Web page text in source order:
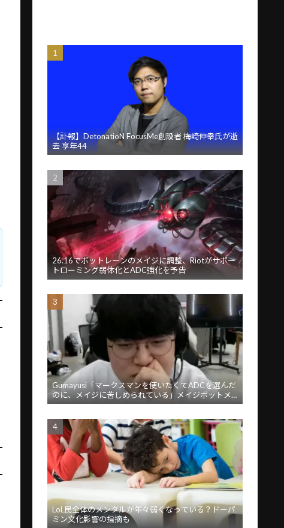
【訃報】DetonatioN FocusMe創設者 梅崎伸幸氏が逝
去 享年44
26.16でボットレーンのメイジに調整、Riotがサポー
トローミング弱体化とADC強化を予告
Gumayusi「マークスマンを使いたくてADCを選んだ
のに、メイジに苦しめられている」メイジボットメ
タに苦言
LoL民全体のメンタルが年々弱くなっている？ドーパ
ミン文化影響の指摘も